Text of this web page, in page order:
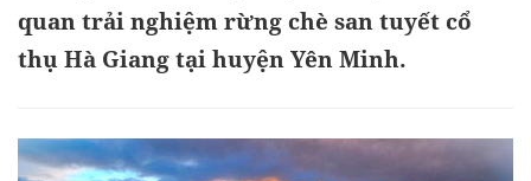
quan trải nghiệm rừng chè san tuyết cổ
thụ Hà Giang tại huyện Yên Minh.